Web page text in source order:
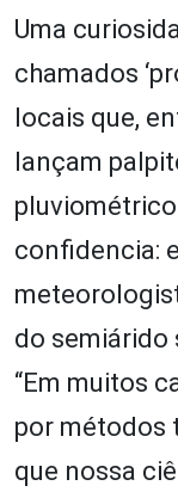
Uma
chamados
locais que,
lançam
confidencia:
do semiárido
“Em muitos
por métodos
que nossa